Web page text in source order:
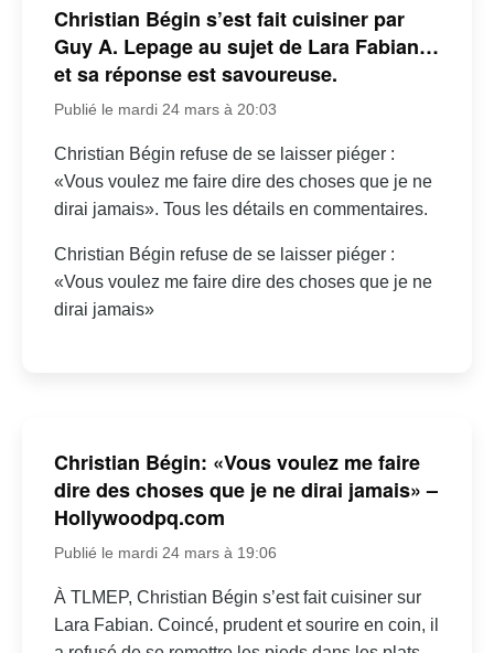
Christian Bégin s’est fait cuisiner par
Guy A. Lepage au sujet de Lara Fabian…
et sa réponse est savoureuse.
Publié le mardi 24 mars à 20:03
Christian Bégin refuse de se laisser piéger :
«Vous voulez me faire dire des choses que je ne
dirai jamais». Tous les détails en commentaires.
Christian Bégin refuse de se laisser piéger :
«Vous voulez me faire dire des choses que je ne
dirai jamais»
Christian Bégin: «Vous voulez me faire
dire des choses que je ne dirai jamais» –
Hollywoodpq.com
Publié le mardi 24 mars à 19:06
À TLMEP, Christian Bégin s’est fait cuisiner sur
Lara Fabian. Coincé, prudent et sourire en coin, il